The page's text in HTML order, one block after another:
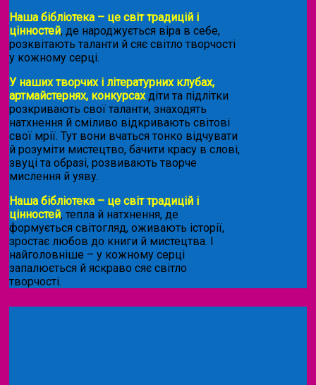
Наша бібліотека – це світ традицій і
цінностей, де народжується віра в себе,
розквітають таланти й сяє світло творчості
у кожному серці.
У наших творчих і літературних клубах,
артмайстернях, конкурсахдіти та підлітки
розкривають свої таланти, знаходять
натхнення й сміливо відкривають світові
свої мрії. Тут вони вчаться тонко відчувати
й розуміти мистецтво, бачити красу в слові,
звуці та образі, розвивають творче
мислення й уяву.
Наша бібліотека – це світ традицій і
цінностей, тепла й натхнення, де
формується світогляд, оживають історії,
зростає любов до книги й мистецтва. І
найголовніше – у кожному серці
запалюється й яскраво сяє світло
творчості.